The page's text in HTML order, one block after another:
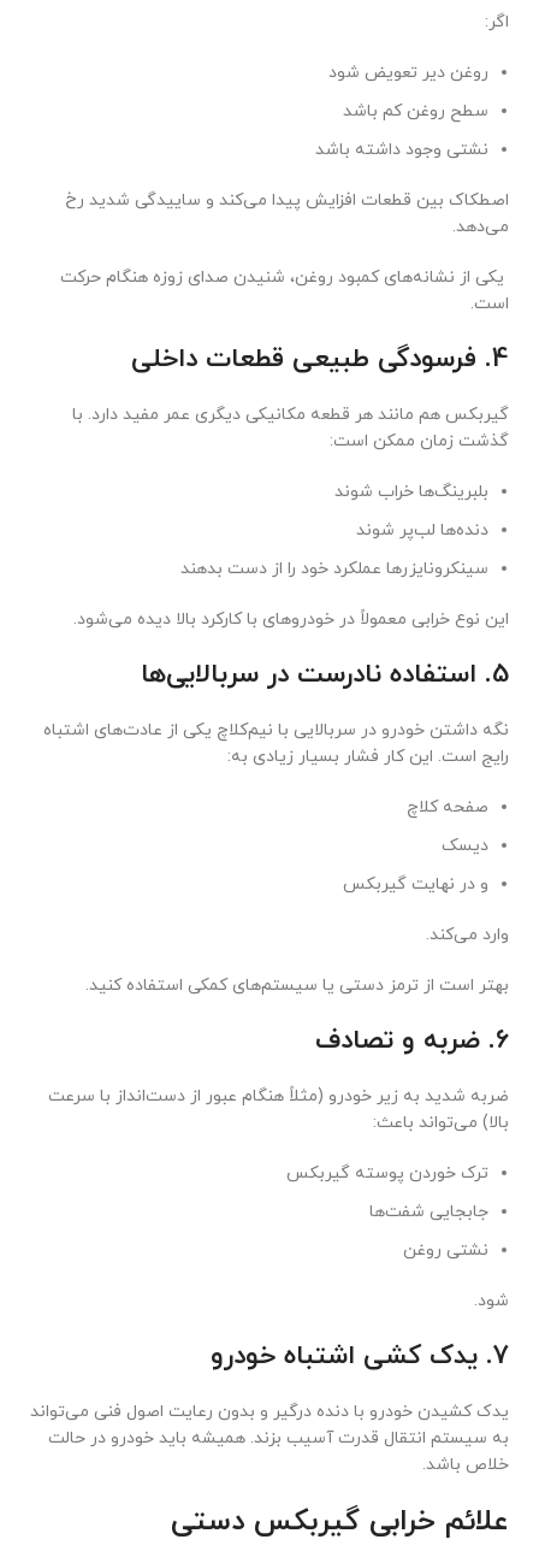
اگر:
روغن دیر تعویض شود
سطح روغن کم باشد
نشتی وجود داشته باشد
اصطکاک بین قطعات افزایش پیدا می‌کند و ساییدگی شدید رخ
می‌دهد.
یکی از نشانه‌های کمبود روغن، شنیدن صدای زوزه هنگام حرکت
است.
4. فرسودگی طبیعی قطعات داخلی
گیربکس هم مانند هر قطعه مکانیکی دیگری عمر مفید دارد. با
گذشت زمان ممکن است:
بلبرینگ‌ها خراب شوند
دنده‌ها لب‌پر شوند
سینکرونایزرها عملکرد خود را از دست بدهند
این نوع خرابی معمولاً در خودروهای با کارکرد بالا دیده می‌شود.
5. استفاده نادرست در سربالایی‌ها
نگه داشتن خودرو در سربالایی با نیم‌کلاچ یکی از عادت‌های اشتباه
رایج است. این کار فشار بسیار زیادی به:
صفحه کلاچ
دیسک
و در نهایت گیربکس
وارد می‌کند.
بهتر است از ترمز دستی یا سیستم‌های کمکی استفاده کنید.
6. ضربه و تصادف
ضربه شدید به زیر خودرو (مثلاً هنگام عبور از دست‌انداز با سرعت
بالا) می‌تواند باعث:
ترک خوردن پوسته گیربکس
جابجایی شفت‌ها
نشتی روغن
شود.
7. یدک کشی اشتباه خودرو
یدک کشیدن خودرو با دنده درگیر و بدون رعایت اصول فنی می‌تواند
به سیستم انتقال قدرت آسیب بزند. همیشه باید خودرو در حالت
خلاص باشد.
علائم خرابی گیربکس دستی